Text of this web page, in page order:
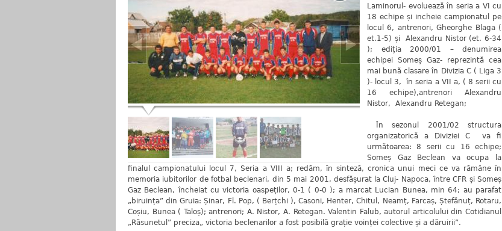
Laminorul- evoluează în seria a VI cu
18 echipe și incheie campionatul pe
locul 6, antrenori, Gheorghe Blaga (
et.1-5) și Alexandru Nistor (et. 6-34
); ediția 2000/01 – denumirea
echipei Someș Gaz- reprezintă cea
mai bună clasare în Divizia C ( Liga 3
)- locul 3, în seria a VII a, ( 8 serii cu
16 echipe),antrenori Alexandru
Nistor, Alexandru Retegan;
În sezonul 2001/02 structura
organizatorică a Diviziei C va fi
următoarea: 8 serii cu 16 echipe;
Someș Gaz Beclean va ocupa la
finalul campionatului locul 7, Seria a VIII a; redăm, în sinteză, cronica unui meci ce va rămâne în
memoria iubitorilor de fotbal beclenari, din 5 mai 2001, desfășurat la Cluj- Napoca, între CFR și Someș
Gaz Beclean, încheiat cu victoria oaspeților, 0-1 ( 0-0 ); a marcat Lucian Bunea, min 64; au parafat
„biruința” din Gruia: Șinar, Fl. Pop, ( Berțchi ), Casoni, Henter, Chitul, Neamț, Farcaș, Ștefănuț, Rotaru,
Coșiu, Bunea ( Taloș); antrenori; A. Nistor, A. Retegan. Valentin Falub, autorul articolului din Cotidianul
„Răsunetul” preciza„ victoria beclenarilor a fost posibilă grație voinței colective și a dăruirii”.